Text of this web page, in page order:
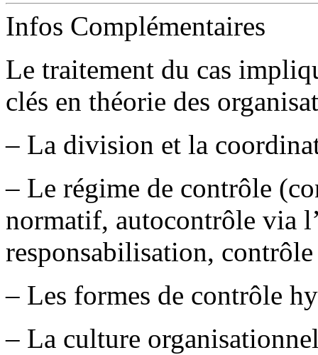
Infos Complémentaires
Le traitement du cas
clés en théorie des
– La division et la
– Le régime de contrôle
normatif, autocontrôle via
responsabilisation,
– Les formes de contrôle
– La culture